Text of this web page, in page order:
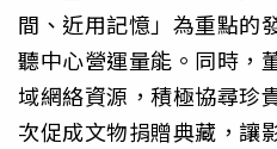
間、近用記憶」為重點的
聽中心營運量能。同時，
域網絡資源，積極協尋珍
次促成文物捐贈典藏，讓